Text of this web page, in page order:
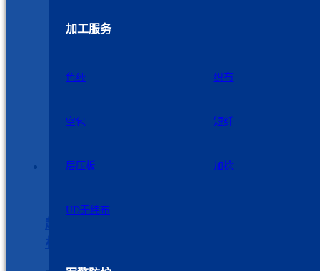
加工服务
色纱 织布
空包 短纤
层压板 加捻
UD无纬布
超高分子量聚乙烯纤维为什么适用于做防弹
材料